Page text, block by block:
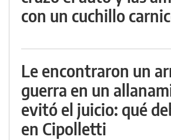
con un cuchillo
Le encontraron un
guerra en un
evitó el juicio: qué
en Cipolletti